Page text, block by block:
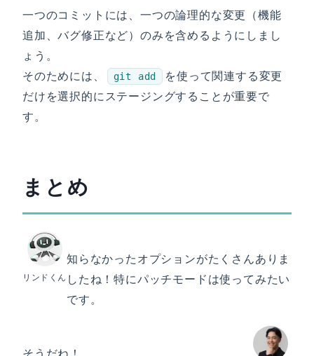
一つのコミットには、一つの論理的な変更（機能
追加、バグ修正など）のみを含めるようにしまし
ょう。
そのためには、
git add
を使って関連する変更
だけを選択的にステージングすることが重要で
す。
まとめ
リンドくん
知らなかったオプションがたくさんありま
したね！特にパッチモードは使ってみたい
です。
そうだね！